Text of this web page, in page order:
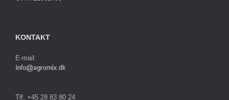
KONTAKT
E-mail:
Tlf. +45 28 83 80 24